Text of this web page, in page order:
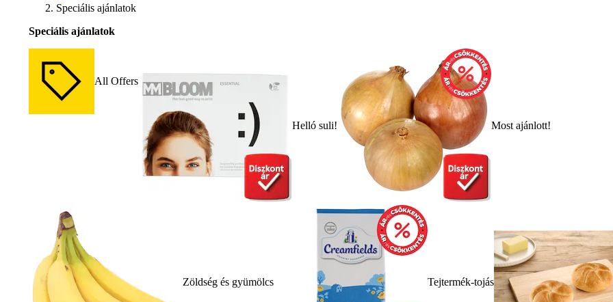
Speciális ajánlatok
Speciális ajánlatok
All Offers
Helló suli! Most ajánlott!
Zöldség és gyümölcs Tejtermék-tojás